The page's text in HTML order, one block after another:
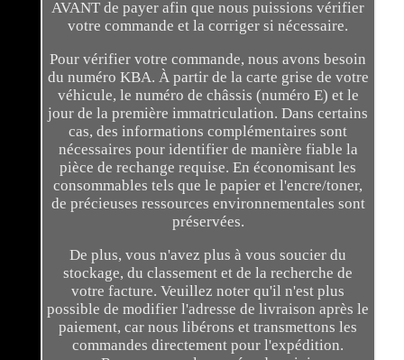
AVANT de payer afin que nous puissions vérifier
votre commande et la corriger si nécessaire.
Pour vérifier votre commande, nous avons besoin
du numéro KBA. À partir de la carte grise de votre
véhicule, le numéro de châssis (numéro E) et le
jour de la première immatriculation. Dans certains
cas, des informations complémentaires sont
nécessaires pour identifier de manière fiable la
pièce de rechange requise. En économisant les
consommables tels que le papier et l'encre/toner,
de précieuses ressources environnementales sont
préservées.
De plus, vous n'avez plus à vous soucier du
stockage, du classement et de la recherche de
votre facture. Veuillez noter qu'il n'est plus
possible de modifier l'adresse de livraison après le
paiement, car nous libérons et transmettons les
commandes directement pour l'expédition.